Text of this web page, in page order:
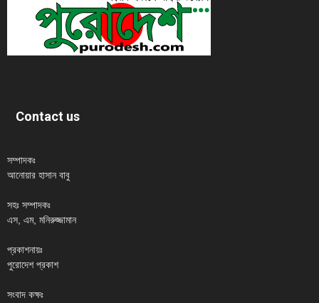
Contact us
সম্পাদকঃ
আনোয়ার হাসান বাবু
সহঃ সম্পাদকঃ
এস, এম, মনিরুজ্জামান
প্রকাশনায়ঃ
পুরোদেশ প্রকাশ
সংবাদ কক্ষঃ